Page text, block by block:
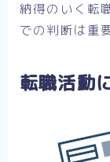
納得のいく転
での判断は重
転職活動